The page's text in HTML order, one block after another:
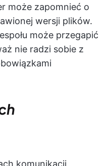
może zapomnieć o
wersji plików.
może przegapić
nie radzi sobie z
komunikacji